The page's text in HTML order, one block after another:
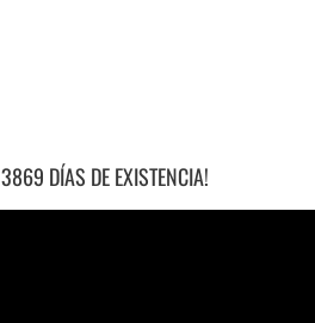
3869 DÍAS DE EXISTENCIA!